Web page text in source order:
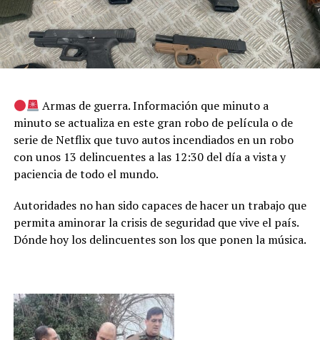
Armas de guerra. Información que minuto a
minuto se actualiza en este gran robo de película o de
serie de Netflix que tuvo autos incendiados en un robo
con unos 13 delincuentes a las 12:30 del día a vista y
paciencia de todo el mundo.
Autoridades no han sido capaces de hacer un trabajo que
permita aminorar la crisis de seguridad que vive el país.
Dónde hoy los delincuentes son los que ponen la música.